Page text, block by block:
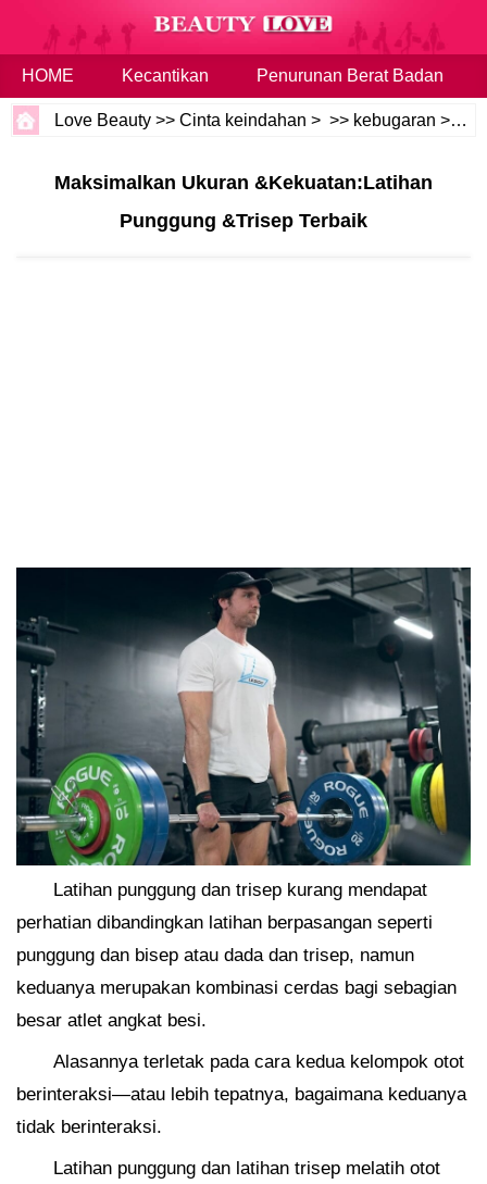
HOME Kecantikan Penurunan Berat Badan
Love Beauty >>Cinta keindahan > >> kebugaran >>
Maksimalkan Ukuran &Kekuatan:Latihan
Punggung &Trisep Terbaik
Latihan punggung dan trisep kurang mendapat
perhatian dibandingkan latihan berpasangan seperti
punggung dan bisep atau dada dan trisep, namun
keduanya merupakan kombinasi cerdas bagi sebagian
besar atlet angkat besi.
Alasannya terletak pada cara kedua kelompok otot
berinteraksi—atau lebih tepatnya, bagaimana keduanya
tidak berinteraksi.
Latihan punggung dan latihan trisep melatih otot